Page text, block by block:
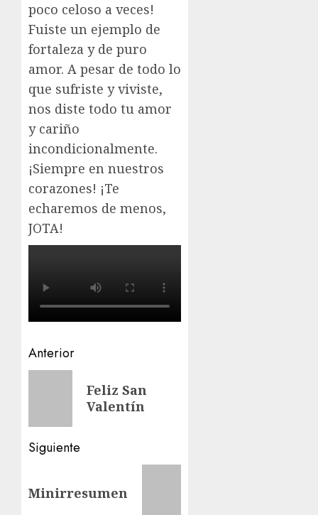
poco celoso a veces!
Fuiste un ejemplo de
fortaleza y de puro
amor. A pesar de todo lo
que sufriste y viviste,
nos diste todo tu amor
y cariño
incondicionalmente.
¡Siempre en nuestros
corazones! ¡Te
echaremos de menos,
JOTA!
Navegación
de
entradas
Anterior
Feliz San
Valentín
Siguiente
entrada:
Minirresumen